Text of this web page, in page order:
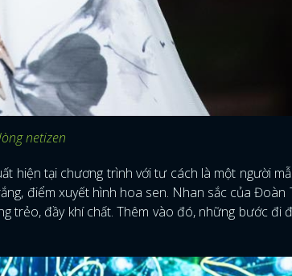
netizen
hiện tại chương trình với tư cách là một người
điểm xuyết hình hoa sen. Nhan sắc của Đoàn
trẻo, đầy khí chất. Thêm vào đó, những bước đi